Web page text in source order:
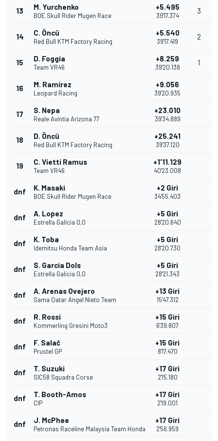
13 M. Yurchenko
BOE Skull Rider Mugen Race
+5.495
39'17.374
3
14 C. Öncü
Red Bull KTM Factory Racing
+5.540
39'17.419
2
15 D. Foggia
Team VR46
+8.259
39'20.138
1
16 M. Ramírez
Leopard Racing
+9.056
39'20.935
17 S. Nepa
Reale Avintia Arizona 77
+23.010
39'34.889
18 D. Öncü
Red Bull KTM Factory Racing
+25.241
39'37.120
19 C. Vietti Ramus
Team VR46
+1'11.129
40'23.008
dnf K. Masaki
BOE Skull Rider Mugen Race
+2 Giri
34'55.403
dnf A. Lopez
Estrella Galicia 0,0
+5 Giri
28'20.640
dnf K. Toba
Idemitsu Honda Team Asia
+5 Giri
28'20.730
dnf S. Garcia Dols
Estrella Galicia 0,0
+5 Giri
28'21.343
dnf A. Arenas Ovejero
Sama Qatar Angel Nieto Team
+13 Giri
15'47.312
dnf R. Rossi
Kommerling Gresini Moto3
+15 Giri
6'39.807
dnf F. Salač
Prustel GP
+15 Giri
8'17.470
dnf T. Suzuki
SIC58 Squadra Corse
+17 Giri
2'15.180
dnf T. Booth-Amos
CIP
+17 Giri
2'19.001
dnf J. McPhee
Petronas Raceline Malaysia Team Honda
+17 Giri
2'56.959